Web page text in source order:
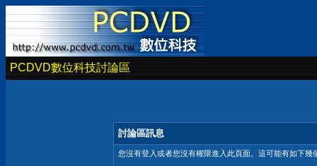
PCDVD數位科技討論區
討論區訊息
您沒有登入或者您沒有權限進入此頁面。這可能有如下幾